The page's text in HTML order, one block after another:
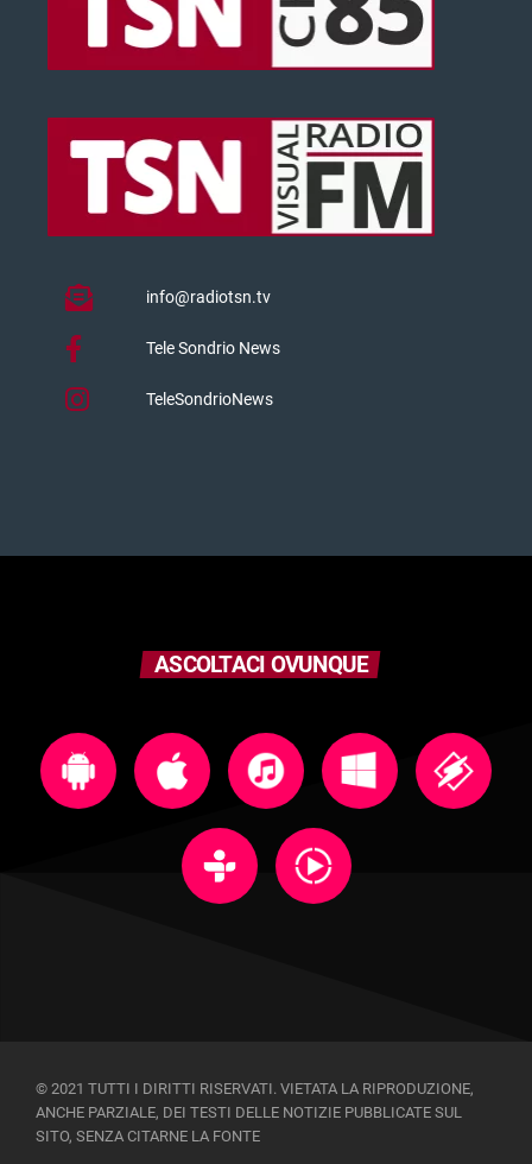
info@radiotsn.tv
Tele Sondrio News
TeleSondrioNews
ASCOLTACI OVUNQUE
© 2021 TUTTI I DIRITTI RISERVATI. VIETATA LA RIPRODUZIONE,
ANCHE PARZIALE, DEI TESTI DELLE NOTIZIE PUBBLICATE SUL
SITO, SENZA CITARNE LA FONTE